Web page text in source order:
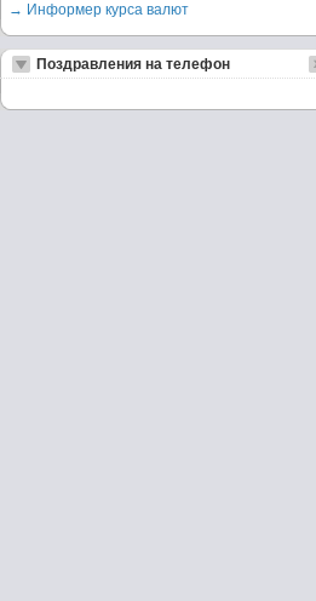
→ Информер курса валют
Поздравления на телефон